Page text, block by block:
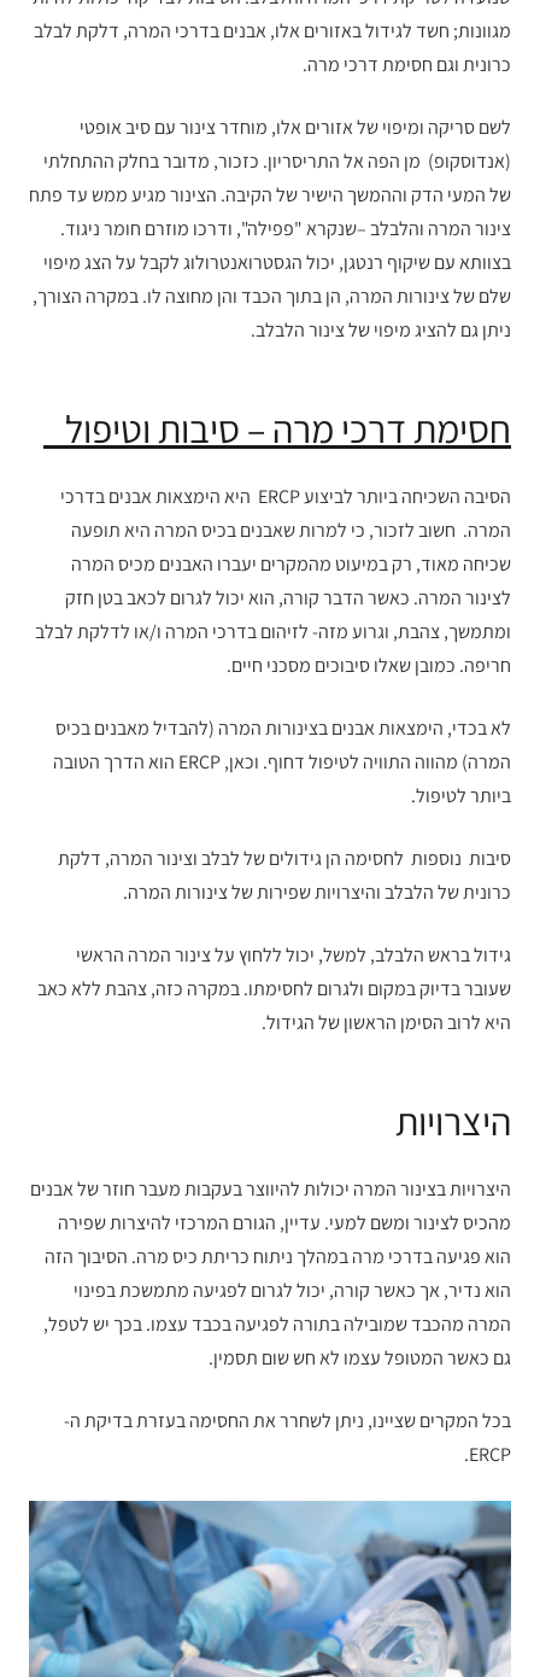
מגוונות; חשד לגידול באזורים אלו, אבנים בדרכי המרה, דלקת לבלב
כרונית וגם חסימת דרכי מרה.
לשם סריקה ומיפוי של אזורים אלו, מוחדר צינור עם סיב אופטי
(אנדוסקופ) מן הפה אל התריסריון. כזכור, מדובר בחלק ההתחלתי
של המעי הדק וההמשך הישיר של הקיבה. הצינור מגיע ממש עד פתח
צינור המרה והלבלב –שנקרא "פפילה", ודרכו מוזרם חומר ניגוד.
בצוותא עם שיקוף רנטגן, יכול הגסטרואנטרולוג לקבל על הצג מיפוי
שלם של צינורות המרה, הן בתוך הכבד והן מחוצה לו. במקרה הצורך,
ניתן גם להציג מיפוי של צינור הלבלב.
חסימת דרכי מרה – סיבות וטיפול
הסיבה השכיחה ביותר לביצוע ERCP היא הימצאות אבנים בדרכי
המרה. חשוב לזכור, כי למרות שאבנים בכיס המרה היא תופעה
שכיחה מאוד, רק במיעוט מהמקרים יעברו האבנים מכיס המרה
לצינור המרה. כאשר הדבר קורה, הוא יכול לגרום לכאב בטן חזק
ומתמשך, צהבת, וגרוע מזה- לזיהום בדרכי המרה ו/או לדלקת לבלב
חריפה. כמובן שאלו סיבוכים מסכני חיים.
לא בכדי, הימצאות אבנים בצינורות המרה (להבדיל מאבנים בכיס
המרה) מהווה התוויה לטיפול דחוף. וכאן, ERCP הוא הדרך הטובה
ביותר לטיפול.
סיבות נוספות לחסימה הן גידולים של לבלב וצינור המרה, דלקת
כרונית של הלבלב והיצרויות שפירות של צינורות המרה.
גידול בראש הלבלב, למשל, יכול ללחוץ על צינור המרה הראשי
שעובר בדיוק במקום ולגרום לחסימתו. במקרה כזה, צהבת ללא כאב
היא לרוב הסימן הראשון של הגידול.
היצרויות
היצרויות בצינור המרה יכולות להיווצר בעקבות מעבר חוזר של אבנים
מהכיס לצינור ומשם למעי. עדיין, הגורם המרכזי להיצרות שפירה
הוא פגיעה בדרכי מרה במהלך ניתוח כריתת כיס מרה. הסיבוך הזה
הוא נדיר, אך כאשר קורה, יכול לגרום לפגיעה מתמשכת בפינוי
המרה מהכבד שמובילה בתורה לפגיעה בכבד עצמו. בכך יש לטפל,
גם כאשר המטופל עצמו לא חש שום תסמין.
בכל המקרים שציינו, ניתן לשחרר את החסימה בעזרת בדיקת ה-
ERCP.